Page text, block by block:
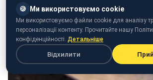
🍪 Ми використовуємо cookie
Ми використовуємо файли cookie для аналізу
персоналізації контенту. Прочитайте нашу
конфіденційності. Детальніше
Відхилити